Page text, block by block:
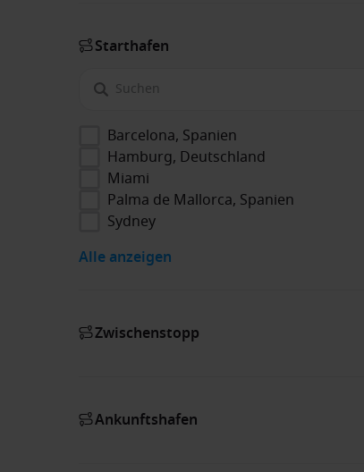
Starthafen
Barcelona, Spanien
Hamburg, Deutschland
Miami
Palma de Mallorca, Spanien
Sydney
Alle anzeigen
Zwischenstopp
Ankunftshafen